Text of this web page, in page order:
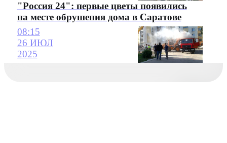
"Россия 24": первые цветы появились
на месте обрушения дома в Саратове
08:15
26 ИЮЛ
2025